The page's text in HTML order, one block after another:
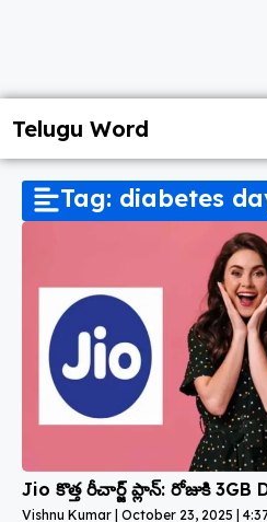
Telugu Word
Tag: diabetes
Jio కొత్త రీచార్జ్ ప్లాన్‌: రోజుకి
Vishnu Kumar October 23, 2025